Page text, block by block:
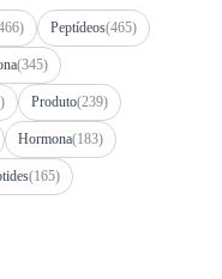
Peptídeos(465)
(345)
Produto(239)
Hormona(183)
(165)